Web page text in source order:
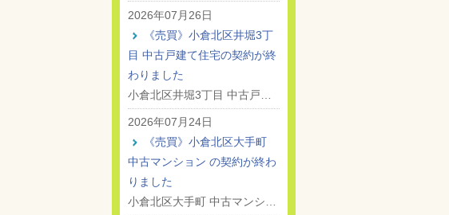
2026年07月26日
《売買》小倉北区井堀3丁
目 中古戸建て住宅の契約が終
わりました
小倉北区井堀3丁目 中古戸…
2026年07月24日
《売買》小倉北区大手町
中古マンション の契約が終わ
りました
小倉北区大手町 中古マンシ…